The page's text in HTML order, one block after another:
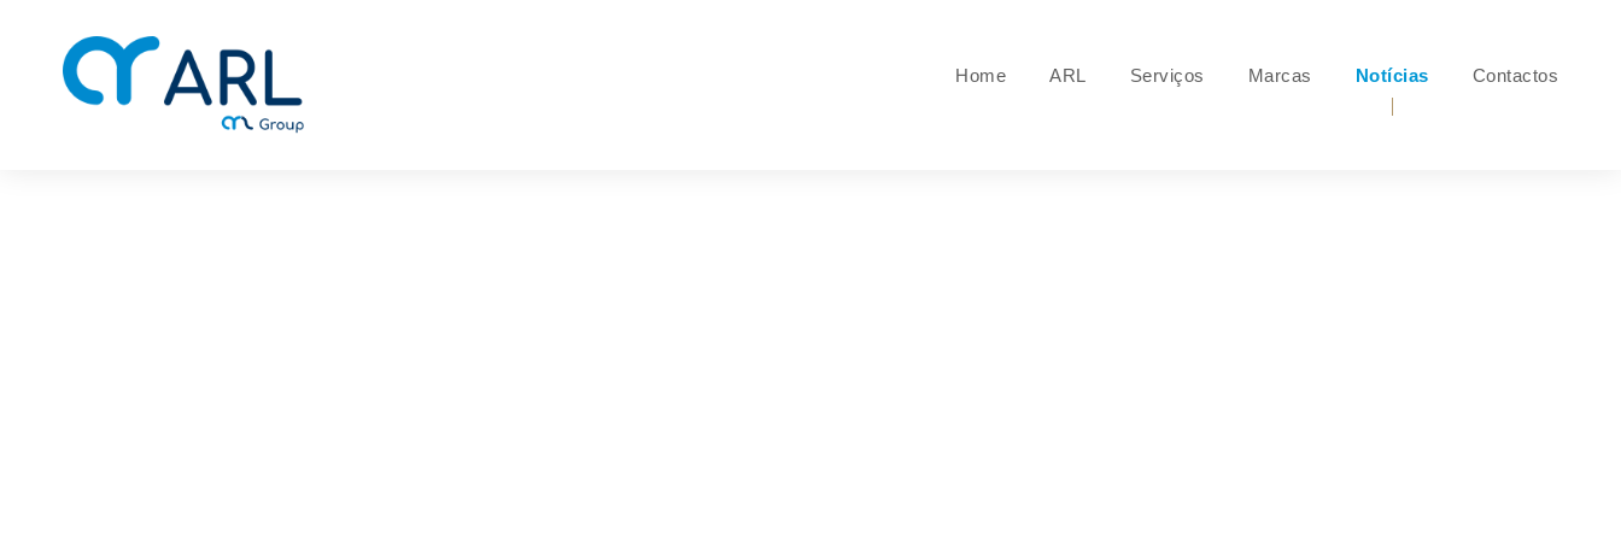
Home ARL Serviços Marcas Notícias Contactos